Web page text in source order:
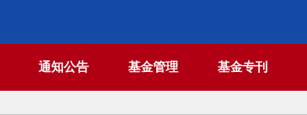
通知公告 基金管理 基金专刊